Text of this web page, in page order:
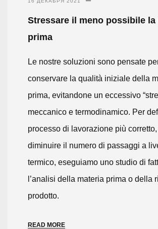
Stressare il meno possibile la
prima
Le nostre soluzioni sono pensate
conservare la qualità iniziale della
prima, evitandone un eccessivo
meccanico e termodinamico. Per
processo di lavorazione più
diminuire il numero di passaggi a
termico, eseguiamo uno studio di
l’analisi della materia prima o della
prodotto.
READ MORE